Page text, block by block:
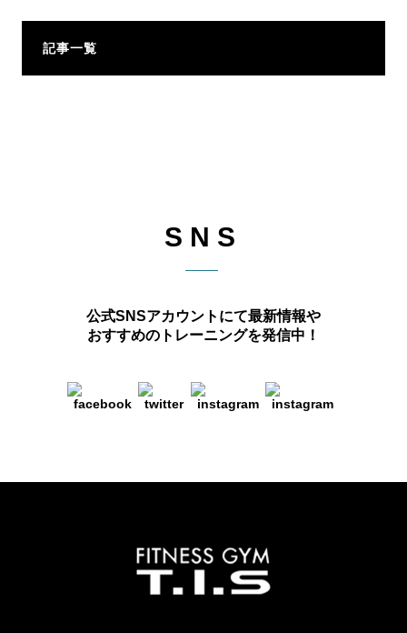
記事一覧
SNS
公式SNSアカウントにて最新情報や
おすすめのトレーニングを発信中！